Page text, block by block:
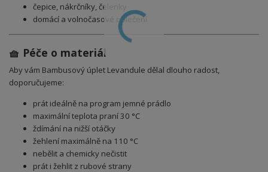
čepice, nákrčníky, čelenky
domácí a volnočasové oblečení
🧺 Péče o materiál
Aby vám Bambusový úplet Levandule dělal dlouho radost,
doporučujeme:
prát ideálně na program jemné prádlo
maximální teplota praní 30 °C
ždímání na nižší otáčky
žehlení maximálně na 110 °C
nebělit a chemicky nečistit
prát i žehlit z rubové strany